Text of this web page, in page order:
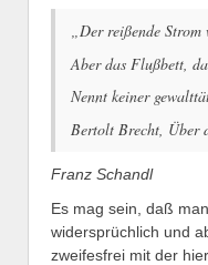
„Der reißende
Aber das Flußbett,
Nennt keiner
Bertolt Brecht, Über
Franz Schandl
Es mag sein, daß
widersprüchlich und
zweifesfrei mit der